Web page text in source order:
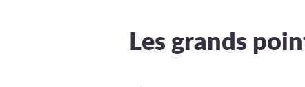
Les grands